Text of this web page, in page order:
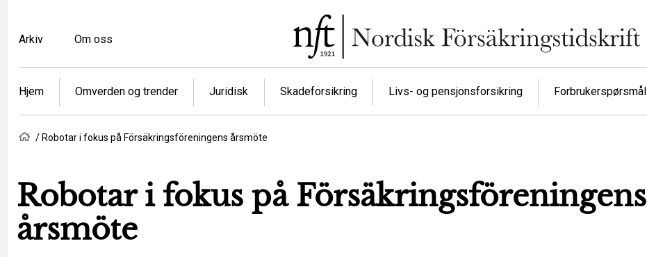
hovedinnhold
Top
menu
Arkiv Om oss
Article
categories
Hjem Omverden og trender Juridisk Skadeforsikring Livs- og pensjonsforsikring Forbrukerspørsmål
Navigasjonssti
Hjem
Robotar i fokus på Försäkringsföreningens årsmöte
Robotar i fokus på Försäkringsföreningens
årsmöte